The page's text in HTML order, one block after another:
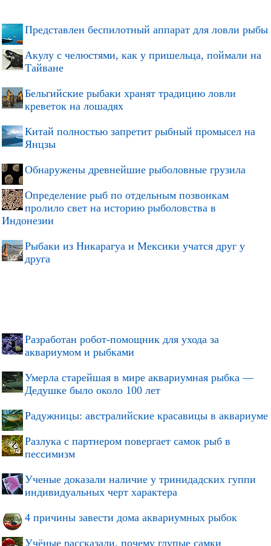
Представлен беспилотный аппарат для ловли рыбы
Акулу с челюстями, как у пришельца, поймали на
Тайване
Бельгийские рыбаки хранят традицию ловли
креветок на лошадях
Китай полностью запретит рыбный промысел на
Янцзы
Обнаружены древнейшие рыболовные грузила
Определение рыб по отдельным позвонкам
пролило свет на историю рыболовства в
Индонезии
Рыбаки из Никарагуа и Мексики учатся друг у
друга
Разработан робот-помощник для ухода за
аквариумом и рыбками
Умерла старейшая в мире аквариумная рыбка —
Дедушке было около 100 лет
Радужницы: австралийские красавицы в аквариуме
Разлука с партнером повергает самок рыб в
пессимизм
Ученые доказали наличие у тринидадских гуппи
индивидуальных черт характера
4 причины завести дома аквариумных рыбок
Учёные рассказали, почему глупые самки